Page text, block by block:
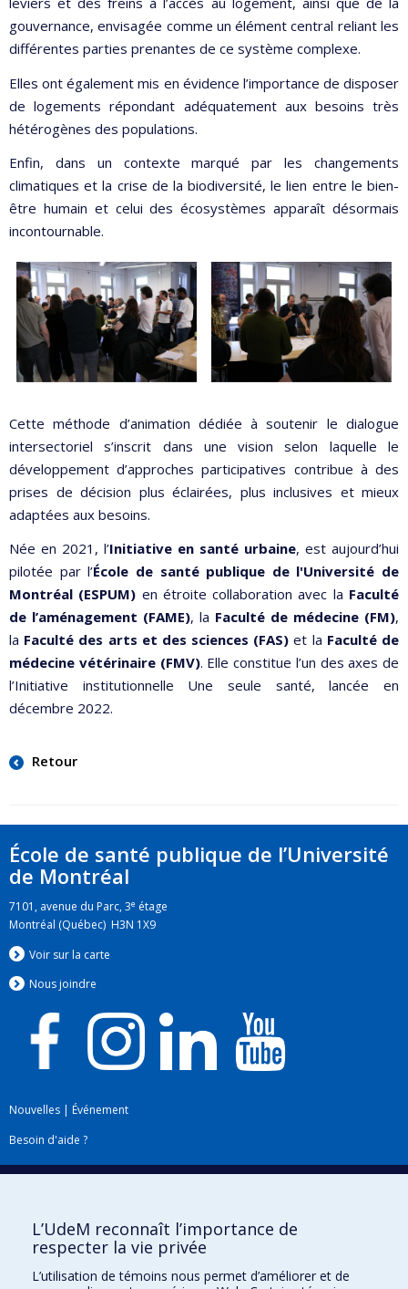
gouvernance, envisagée comme un élément central reliant les
différentes parties prenantes de ce système complexe.
Elles ont également mis en évidence l’importance de disposer
de logements répondant adéquatement aux besoins très
hétérogènes des populations.
Enfin, dans un contexte marqué par les changements
climatiques et la crise de la biodiversité, le lien entre le bien-
être humain et celui des écosystèmes apparaît désormais
incontournable.
Cette méthode d’animation dédiée à soutenir le dialogue
intersectoriel s’inscrit dans une vision selon laquelle le
développement d’approches participatives contribue à des
prises de décision plus éclairées, plus inclusives et mieux
adaptées aux besoins.
Née en 2021, l’Initiative en santé urbaine, est aujourd’hui
pilotée par l’École de santé publique de l'Université de
Montréal (ESPUM) en étroite collaboration avec la Faculté
de l’aménagement (FAME), la Faculté de médecine (FM),
la Faculté des arts et des sciences (FAS) et la Faculté de
médecine vétérinaire (FMV). Elle constitue l’un des axes de
l’Initiative institutionnelle Une seule santé, lancée en
décembre 2022.
Retour
École de santé publique de l’Université
de Montréal
7101, avenue du Parc, 3e étage
Montréal (Québec) H3N 1X9
Voir sur la carte
Nous joindre
Nouvelles | Événement
Besoin d'aide ?
Plan du site|Accessibilité
L’UdeM reconnaît l’importance de
respecter la vie privée
L’utilisation de témoins nous permet d’améliorer et de